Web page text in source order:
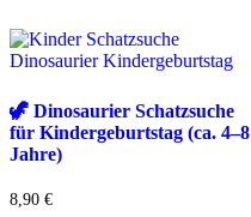
🦖 Dinosaurier Schatzsuche
für Kindergeburtstag (ca. 4–8
Jahre)
8,90 €